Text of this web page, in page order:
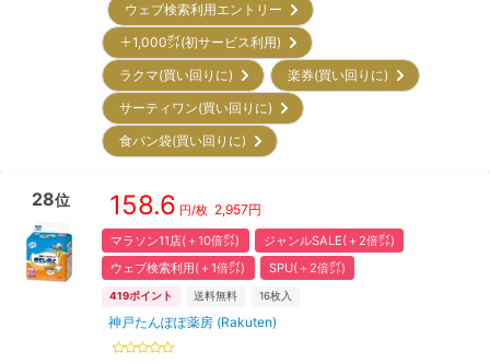
ウェブ検索利用エントリー
＋1,000㌽(初サービス利用)
ラクマ(買い回りに)
楽券(買い回りに)
サーティワン(買い回りに)
食パン袋(買い回りに)
28位 158.6 円/枚 2,957円
マラソン11店(＋10倍㌽)
ジャンルSALE(＋2倍㌽)
ウェブ検索利用(＋1倍㌽)
SPU(＋2倍㌽)
419ポイント 送料無料 16枚入
神戸たんぽぽ薬房 (Rakuten)